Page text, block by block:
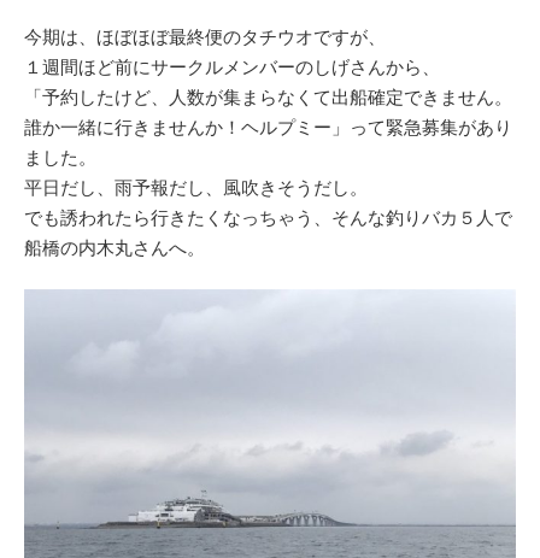
今期は、ほぼほぼ最終便のタチウオですが、
１週間ほど前にサークルメンバーのしげさんから、
「予約したけど、人数が集まらなくて出船確定できません。
誰か一緒に行きませんか！ヘルプミー」って緊急募集があり
ました。
平日だし、雨予報だし、風吹きそうだし。
でも誘われたら行きたくなっちゃう、そんな釣りバカ５人で
船橋の内木丸さんへ。